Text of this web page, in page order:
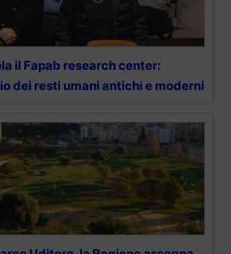
il Fapab research center:
dei resti umani antichi e moderni